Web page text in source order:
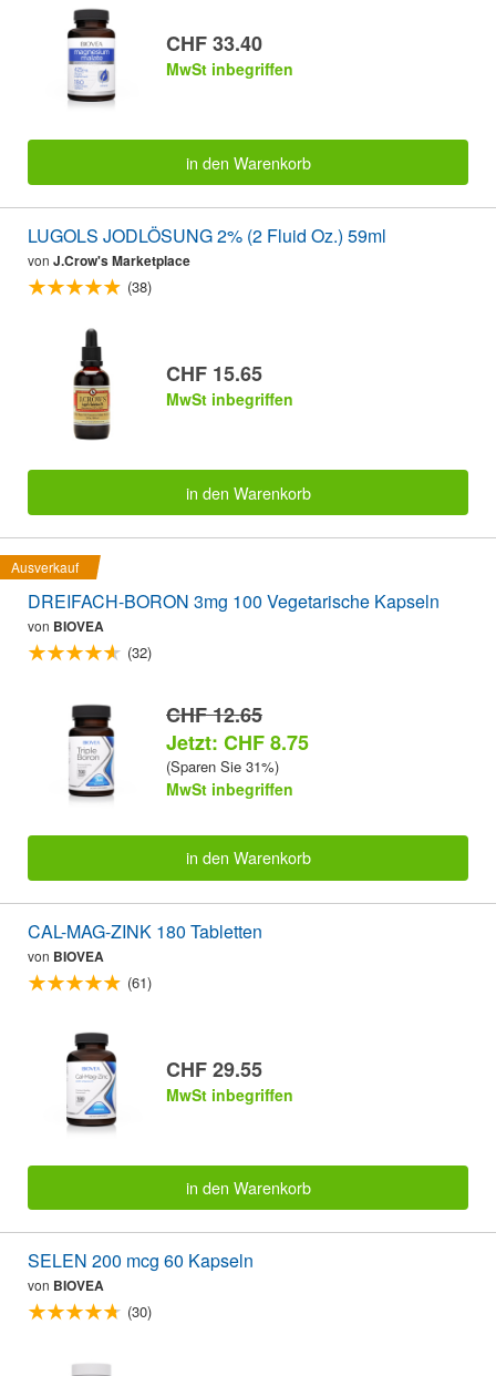
CHF 33.40
MwSt inbegriffen
in den Warenkorb
LUGOLS JODLÖSUNG 2% (2 Fluid Oz.) 59ml
von J.Crow's Marketplace
(38)
CHF 15.65
MwSt inbegriffen
in den Warenkorb
Ausverkauf
DREIFACH-BORON 3mg 100 Vegetarische Kapseln
von BIOVEA
(32)
CHF 12.65
Jetzt: CHF 8.75
(Sparen Sie 31%)
MwSt inbegriffen
in den Warenkorb
CAL-MAG-ZINK 180 Tabletten
von BIOVEA
(61)
CHF 29.55
MwSt inbegriffen
in den Warenkorb
SELEN 200 mcg 60 Kapseln
von BIOVEA
(30)